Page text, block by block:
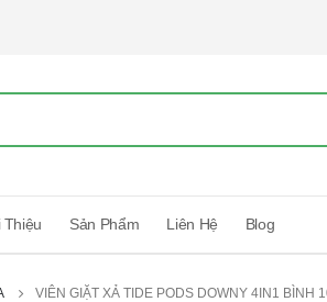
Thiệu Sản Phẩm Liên Hệ Blog
VIÊN GIẶT XẢ TIDE PODS DOWNY 4IN1 BÌNH